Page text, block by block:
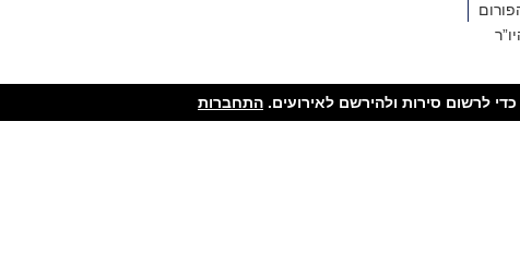
לרשום סירות ולהירשם לאירועים. התחברות